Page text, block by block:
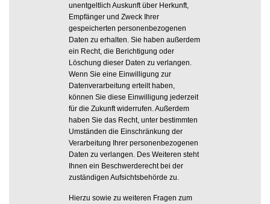
unentgeltlich Auskunft über Herkunft,
Empfänger und Zweck Ihrer
gespeicherten personenbezogenen
Daten zu erhalten. Sie haben außerdem
ein Recht, die Berichtigung oder
Löschung dieser Daten zu verlangen.
Wenn Sie eine Einwilligung zur
Datenverarbeitung erteilt haben,
können Sie diese Einwilligung jederzeit
für die Zukunft widerrufen. Außerdem
haben Sie das Recht, unter bestimmten
Umständen die Einschränkung der
Verarbeitung Ihrer personenbezogenen
Daten zu verlangen. Des Weiteren steht
Ihnen ein Beschwerderecht bei der
zuständigen Aufsichtsbehörde zu.
Hierzu sowie zu weiteren Fragen zum